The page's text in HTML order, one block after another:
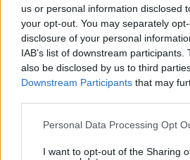
us or personal information disclosed
your opt-out. You may separately
disclosure of your personal
IAB’s list of downstream
also be disclosed by us to third
Downstream Participants that may
Please note that this website/app
not limited to your visit or usage
Personal Data Processing Opt
I want to opt-out of the Sharing
Ο εκπρόσωπος του
μίλησε για πολύ
επισημαίνοντας ότι οι
ενεργειακή ασφάλεια
Ανεπιβεβαίωτες